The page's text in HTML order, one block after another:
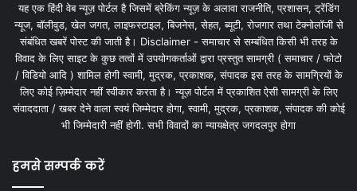
यह एक हिंदी वेब न्यूज़ पोर्टल है जिसमें ब्रेकिंग न्यूज़ के अलावा राजनीति, प्रशासन, ट्रेंडिंग
न्यूज, बॉलीवुड, खेल जगत, लाइफस्टाइल, बिजनेस, सेहत, ब्यूटी, रोजगार तथा टेक्नोलॉजी से
संबंधित खबरें पोस्ट की जाती है। Disclaimer - समाचार से सम्बंधित किसी भी तरह के
विवाद के लिए साइट के कुछ तत्वों में उपयोगकर्ताओं द्वारा प्रस्तुत सामग्री ( समाचार / फोटो
/ विडियो आदि ) शामिल होगी स्वामी, मुद्रक, प्रकाशक, संपादक इस तरह के सामग्रियों के
लिए कोई ज़िम्मेदार नहीं स्वीकार करता है। न्यूज़ पोर्टल में प्रकाशित ऐसी सामग्री के लिए
संवाददाता / खबर देने वाला स्वयं जिम्मेदार होगा, स्वामी, मुद्रक, प्रकाशक, संपादक की कोई
भी जिम्मेदारी नहीं होगी. सभी विवादों का न्यायक्षेत्र जगदलपुर होगा
हमसे सम्पर्क करें